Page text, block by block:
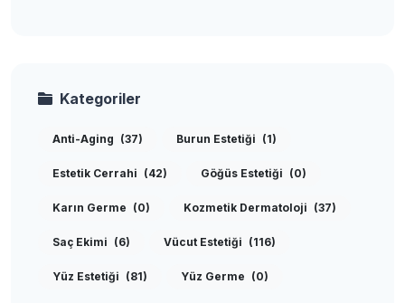
Kategoriler
Anti-Aging (37) Burun Estetiği (1)
Estetik Cerrahi (42) Göğüs Estetiği (0)
Karın Germe (0) Kozmetik Dermatoloji (37)
Saç Ekimi (6) Vücut Estetiği (116)
Yüz Estetiği (81) Yüz Germe (0)